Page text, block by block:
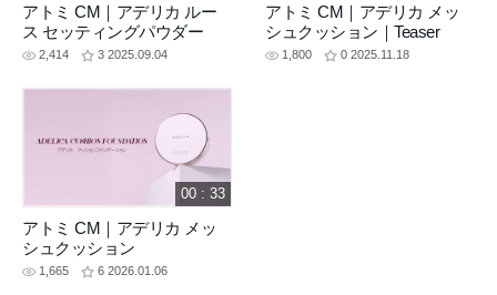
アトミ CM｜アデリカ ルー
ス セッティングパウダー
2,414 3 2025.09.04
アトミ CM｜アデリカ メッ
シュクッション｜Teaser
1,800 0 2025.11.18
アトミ CM｜アデリカ メッ
シュクッション
1,665 6 2026.01.06
00 : 33